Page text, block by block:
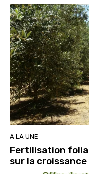
A LA UNE
Fertilisation
sur la